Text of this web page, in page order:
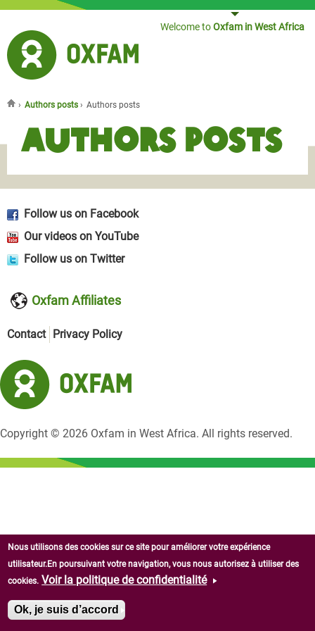
Welcome toOxfam in West Africa
› Authors posts › Authors posts
Authors posts
Follow us on Facebook
Our videos on YouTube
Follow us on Twitter
Oxfam Affiliates
Contact Privacy Policy
Copyright © 2026 Oxfam in West Africa. All rights reserved.
Nous utilisons des cookies sur ce site pour améliorer votre expérience
utilisateur.En poursuivant votre navigation, vous nous autorisez à utiliser des
cookies. Voir la politique de confidentialité
Ok, je suis d’accord